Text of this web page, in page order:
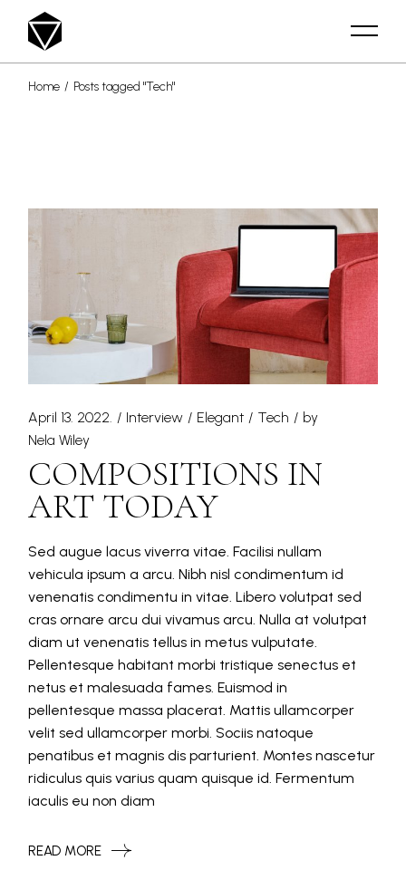
content
Home Posts tagged "Tech"
April 13. 2022. Interview Elegant Tech
by
Nela Wiley
COMPOSITIONS IN
ART TODAY
Sed augue lacus viverra vitae. Facilisi nullam
vehicula ipsum a arcu. Nibh nisl condimentum id
venenatis condimentu in vitae. Libero volutpat sed
cras ornare arcu dui vivamus arcu. Nulla at volutpat
diam ut venenatis tellus in metus vulputate.
Pellentesque habitant morbi tristique senectus et
netus et malesuada fames. Euismod in
pellentesque massa placerat. Mattis ullamcorper
velit sed ullamcorper morbi. Sociis natoque
penatibus et magnis dis parturient. Montes nascetur
ridiculus quis varius quam quisque id. Fermentum
iaculis eu non diam
READ MORE